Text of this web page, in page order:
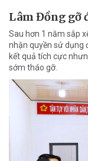
Lâm Đồng gỡ
Sau hơn 1 năm sắp
nhận quyền sử dụng
kết quả tích cực
sớm tháo gỡ.